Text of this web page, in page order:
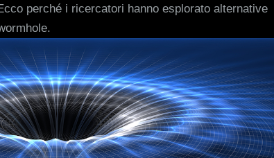
perché i ricercatori hanno esplorato alternative